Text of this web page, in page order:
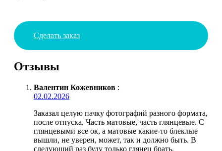
Сделать заказ
Отзывы
Валентин Кожевников :
02.02.2026
Заказал целую пачку фотографий разного формата,
после отпуска. Часть матовые, часть глянцевые. С
глянцевыми все ок, а матовые какие-то блеклые
вышли, не уверен, может, так и должно быть. В
следующий раз буду только глянец брать.